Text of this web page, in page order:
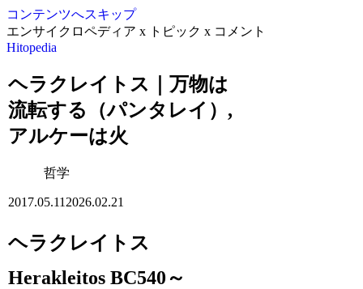
コンテンツへスキップ
エンサイクロペディア x トピック x コメント
Hitopedia
ヘラクレイトス｜万物は
流転する（パンタレイ）,
アルケーは火
哲学
2017.05.11 2026.02.21
ヘラクレイトス
Herakleitos BC540～